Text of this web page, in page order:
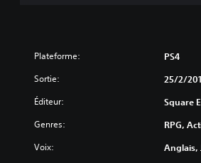
Plateforme: PS4
Sortie: 25/2/
Éditeur: Square
Genres: RPG,
Voix: Anglais,